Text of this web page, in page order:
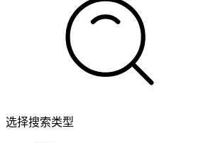
选择搜索类型